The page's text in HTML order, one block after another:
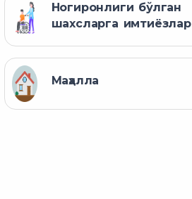
Ногиронлиги бўлган
шахсларга имтиёзлар
Маҳалла